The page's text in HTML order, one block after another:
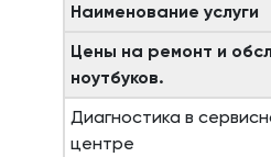
Наименование услуги
Цены на ремонт и
ноутбуков.
Диагностика в
центре